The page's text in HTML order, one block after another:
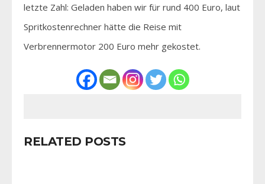
letzte Zahl: Geladen haben wir für rund 400 Euro, laut
Spritkostenrechner hätte die Reise mit
Verbrennermotor 200 Euro mehr gekostet.
RELATED POSTS